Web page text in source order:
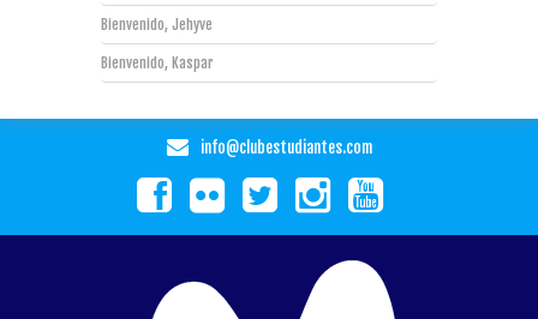
Bienvenido, Jehyve
Bienvenido, Kaspar
info@clubestudiantes.com